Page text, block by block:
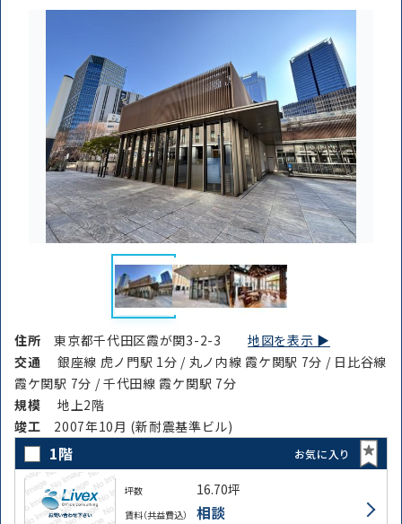
住所
から探す
路線・駅
条件を絞り込む
住所東京都千代田区霞が関3-2-3地図を表示 ▶︎
交通
銀座線 虎ノ門駅 1分 / 丸ノ内線 霞ケ関駅 7分 / 日比谷線
霞ケ関駅 7分 / 千代田線 霞ケ関駅 7分
規模
地上2階
竣⼯ 2007年10月 (新耐震基準ビル)
1階 お気に入り
坪数 16.70坪
賃料（共益費込） 相談